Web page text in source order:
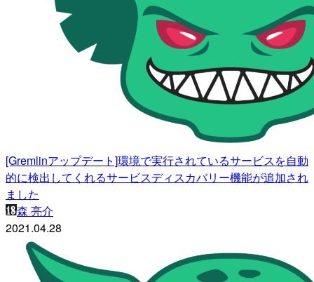
[Gremlinアップデート]環境で実行されているサービスを自動
的に検出してくれるサービスディスカバリー機能が追加され
ました
森 亮介
2021.04.28